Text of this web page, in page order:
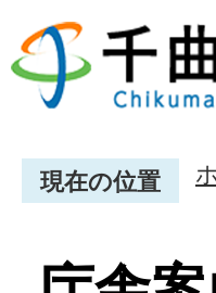
現在の位置